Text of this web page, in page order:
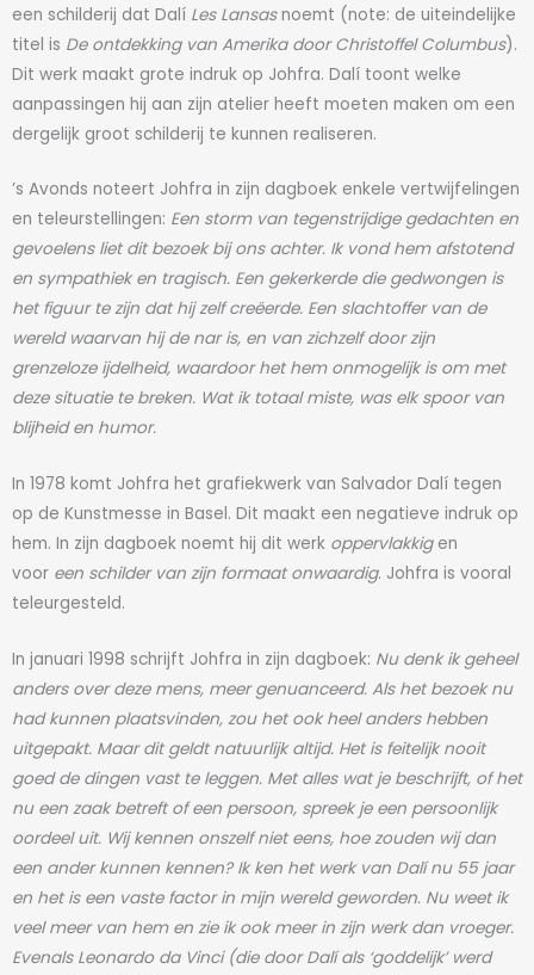
een schilderij dat Dalí Les Lansasnoemt (note: de uiteindelijke
titel is De ontdekking van Amerika door Christoffel Columbus).
Dit werk maakt grote indruk op Johfra. Dalí toont welke
aanpassingen hij aan zijn atelier heeft moeten maken om een
dergelijk groot schilderij te kunnen realiseren.
’s Avonds noteert Johfra in zijn dagboek enkele vertwijfelingen
en teleurstellingen: Een storm van tegenstrijdige gedachten en
gevoelens liet dit bezoek bij ons achter. Ik vond hem afstotend
en sympathiek en tragisch. Een gekerkerde die gedwongen is
het figuur te zijn dat hij zelf creëerde. Een slachtoffer van de
wereld waarvan hij de nar is, en van zichzelf door zijn
grenzeloze ijdelheid, waardoor het hem onmogelijk is om met
deze situatie te breken. Wat ik totaal miste, was elk spoor van
blijheid en humor.
In 1978 komt Johfra het grafiekwerk van Salvador Dalí tegen
op de Kunstmesse in Basel. Dit maakt een negatieve indruk op
hem. In zijn dagboek noemt hij dit werk oppervlakkigen
voor een schilder van zijn formaat onwaardig. Johfra is vooral
teleurgesteld.
In januari 1998 schrijft Johfra in zijn dagboek: Nu denk ik geheel
anders over deze mens, meer genuanceerd. Als het bezoek nu
had kunnen plaatsvinden, zou het ook heel anders hebben
uitgepakt. Maar dit geldt natuurlijk altijd. Het is feitelijk nooit
goed de dingen vast te leggen. Met alles wat je beschrijft, of het
nu een zaak betreft of een persoon, spreek je een persoonlijk
oordeel uit. Wij kennen onszelf niet eens, hoe zouden wij dan
een ander kunnen kennen? Ik ken het werk van Dalí nu 55 jaar
en het is een vaste factor in mijn wereld geworden. Nu weet ik
veel meer van hem en zie ik ook meer in zijn werk dan vroeger.
Evenals Leonardo da Vinci (die door Dalí als ‘goddelijk’ werd